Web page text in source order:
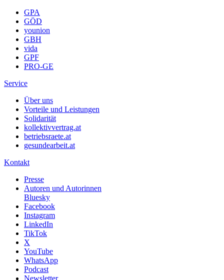
GPA
GÖD
younion
GBH
vida
GPF
PRO-GE
Service
Über uns
Vorteile und Leistungen
Solidarität
kollektivvertrag.at
betriebsraete.at
gesundearbeit.at
Kontakt
Presse
Autoren und Autorinnen
Bluesky
Facebook
Instagram
LinkedIn
TikTok
X
YouTube
WhatsApp
Podcast
Newsletter